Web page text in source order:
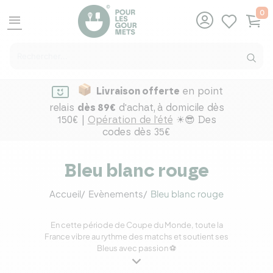
menu
0
Livraison offerte en point
relais dès 89€ d'achat, à domicile dès
150€ | Opération de l'été ☀😎 Des
codes dès 35€
Bleu blanc rouge
Accueil Evènements Bleu blanc rouge
En cette période de Coupe du Monde, toute la
France vibre au rythme des matchs et soutient ses
Bleus avec passion ⚽
Pour l’occasion, découvrez notre sélection de